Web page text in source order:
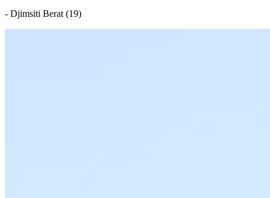
- Djimsiti Berat (19)